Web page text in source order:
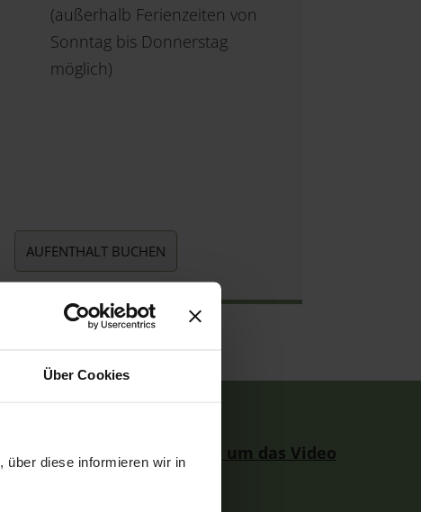
Über Cookies
über diese informieren wir in
(außerhalb Ferienzeiten von
Sonntag bis Donnerstag
möglich)
AUFENTHALT BUCHEN
Sie Marketing-Cookies, um das Video